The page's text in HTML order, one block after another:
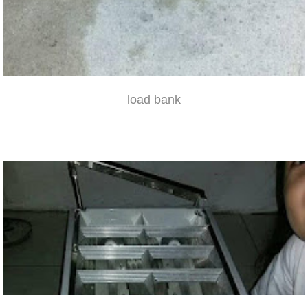
load bank